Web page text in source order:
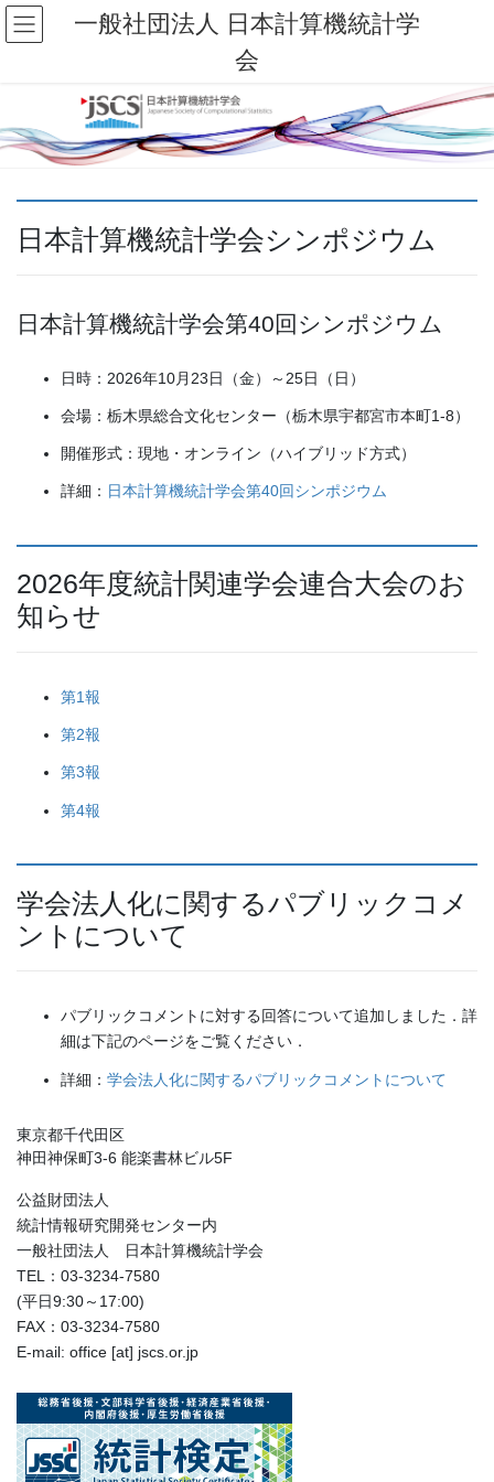
コ
ン
へ
ス
ナ
ビ
ョ
ン
一般社団法人 日本計算機統計学
会
日本計算機統計学会シンポジウム
日本計算機統計学会第40回シンポジウム
日時：2026年10月23日（金）～25日（日）
会場：栃木県総合文化センター（栃木県宇都宮市本町1-8）
開催形式：現地・オンライン（ハイブリッド方式）
詳細： 日本計算機統計学会第40回シンポジウム
2026年度統計関連学会連合大会のお
知らせ
第1報
第2報
第3報
第4報
学会法人化に関するパブリックコメ
ントについて
パブリックコメントに対する回答について追加しました．詳
細は下記のページをご覧ください．
詳細： 学会法人化に関するパブリックコメントについて
東京都千代田区
神田神保町3-6 能楽書林ビル5F
公益財団法人
統計情報研究開発センター内
一般社団法人 日本計算機統計学会
TEL：03-3234-7580
(平日9:30～17:00)
FAX：03-3234-7580
E-mail: office [at] jscs.or.jp